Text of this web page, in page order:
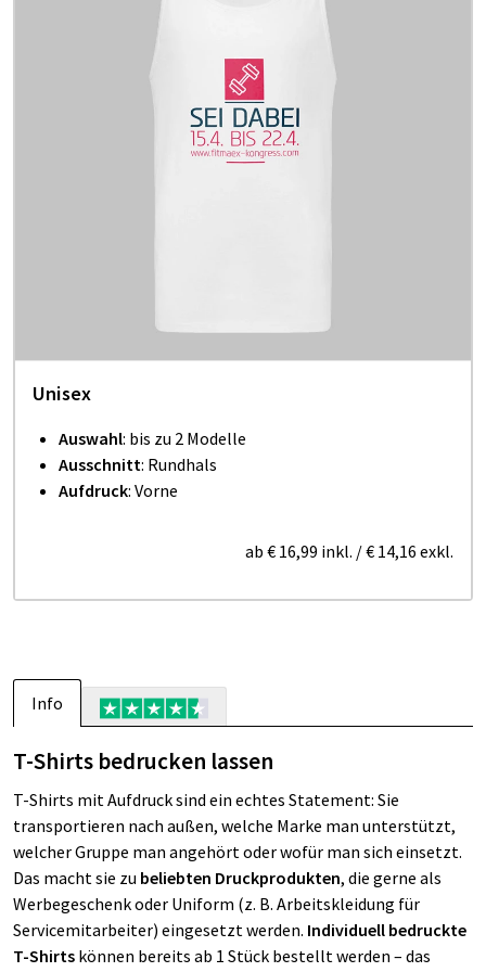
Unisex
Auswahl: bis zu 2 Modelle
Ausschnitt: Rundhals
Aufdruck: Vorne
ab € 16,99 inkl. /€ 14,16 exkl.
Info
T-Shirts bedrucken lassen
T-Shirts mit Aufdruck sind ein echtes Statement: Sie
transportieren nach außen, welche Marke man unterstützt,
welcher Gruppe man angehört oder wofür man sich einsetzt.
Das macht sie zu beliebten Druckprodukten, die gerne als
Werbegeschenk oder Uniform (z. B. Arbeitskleidung für
Servicemitarbeiter) eingesetzt werden. Individuell bedruckte
T-Shirts können bereits ab 1 Stück bestellt werden – das